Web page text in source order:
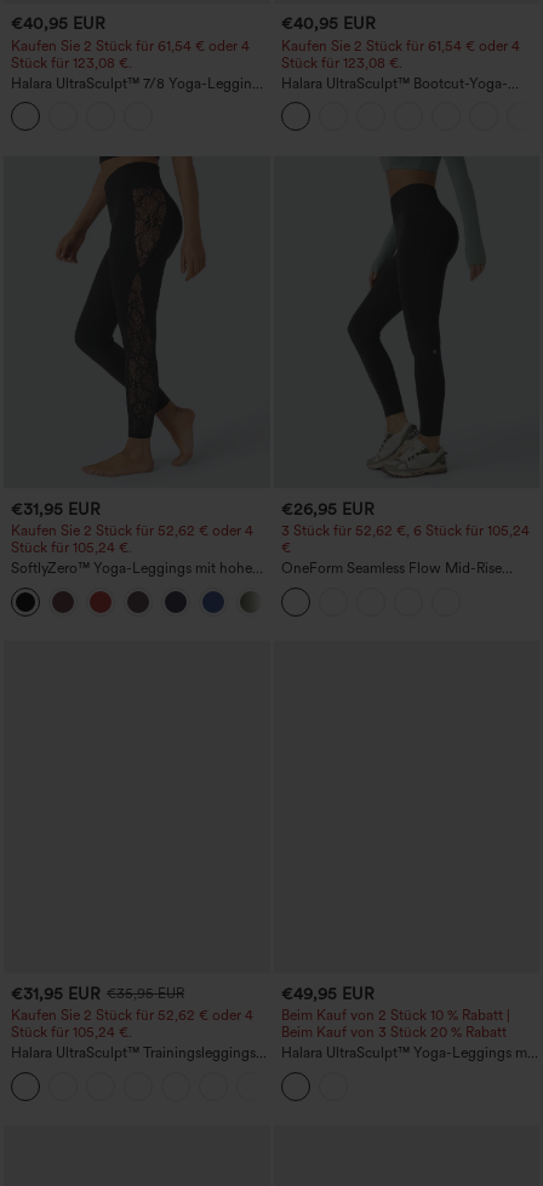
€40,95 EUR
Kaufen Sie 2 Stück für 61,54 € oder 4
Stück für 123,08 €.
Halara UltraSculpt™ 7/8 Yoga-Leggings
mit hohem Anti‑Roll-Bund,
bauchformend und mit Taschen
€40,95 EUR
Kaufen Sie 2 Stück für 61,54 € oder 4
Stück für 123,08 €.
Halara UltraSculpt™ Bootcut-Yoga-
Leggings mit hohem Bund, gerafftem
Po zur Hebung, bauchformend und mit
Taschen
€31,95 EUR
Kaufen Sie 2 Stück für 52,62 € oder 4
Stück für 105,24 €.
SoftlyZero™ Yoga-Leggings mit hohem
Bund, Crossover-Detail und
kontrastierender Spitzentasche -
UPF50+
€26,95 EUR
3 Stück für 52,62 €, 6 Stück für 105,24
€
OneForm Seamless Flow Mid-Rise
Yoga-Leggings - mittelhoher Bund,
bauchformend und mit Po-Lifting-
Effekt
€31,95 EUR €35,95 EUR
Kaufen Sie 2 Stück für 52,62 € oder 4
Stück für 105,24 €.
Halara UltraSculpt™ Trainingsleggings
mit hoher Taille – formend, Po-Lifting,
Bauchkontrolle und mit Taschen
€49,95 EUR
Beim Kauf von 2 Stück 10 % Rabatt |
Beim Kauf von 3 Stück 20 % Rabatt
Halara UltraSculpt™ Yoga-Leggings mit
hoher Taille, bauchformendem Effekt,
Seitenstreifen und Tasche